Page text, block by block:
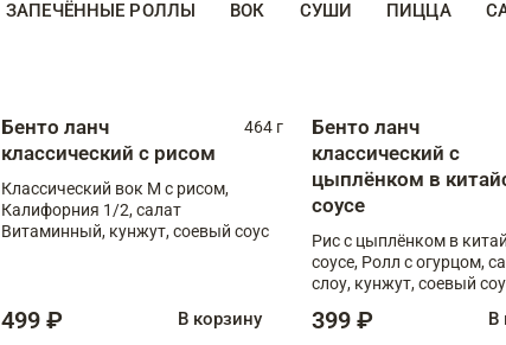
ЗАПЕЧЁННЫЕ РОЛЛЫ ВОК СУШИ ПИЦЦА
Бенто ланч
классический с рисом
464 г
Классический вок М с рисом,
Калифорния 1/2, салат
Витаминный, кунжут, соевый соус
499 ₽ В корзину
Бенто ланч
классический с
цыплёнком в
соусе
Рис с цыплёнком в
соусе, Ролл с огурцом,
слоу, кунжут, соевый
399 ₽ В